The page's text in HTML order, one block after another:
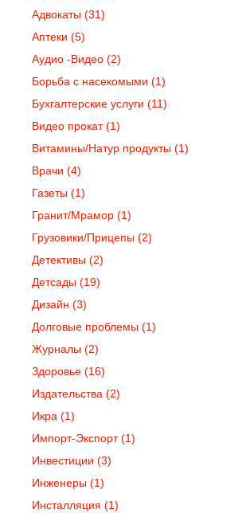
Адвокаты (31)
Аптеки (5)
Аудио -Видео (2)
Борьба с насекомыми (1)
Бухгалтерские услуги (11)
Видео прокат(1)
Витамины/Натур продукты (1)
Врачи (4)
Газеты (1)
Гранит/Мрамор (1)
Грузовики/Прицепы (2)
Детективы (2)
Детсады (19)
Дизайн (3)
Долговые проблемы (1)
Журналы (2)
Здоровье (16)
Издательства (2)
Икра (1)
Импорт-Экспорт(1)
Инвестиции (3)
Инженеры (1)
Инсталляция (1)